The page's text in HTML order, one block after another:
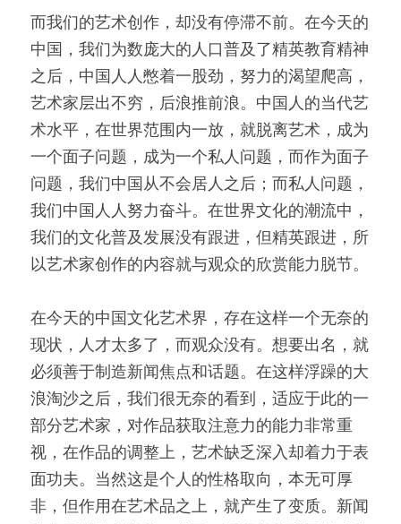
而我们的艺术创作，却没有停滞不前。在今天的
中国，我们为数庞大的人口普及了精英教育精神
之后，中国人人憋着一股劲，努力的渴望爬高，
艺术家层出不穷，后浪推前浪。中国人的当代艺
术水平，在世界范围内一放，就脱离艺术，成为
一个面子问题，成为一个私人问题，而作为面子
问题，我们中国从不会居人之后；而私人问题，
我们中国人人努力奋斗。在世界文化的潮流中，
我们的文化普及发展没有跟进，但精英跟进，所
以艺术家创作的内容就与观众的欣赏能力脱节。
在今天的中国文化艺术界，存在这样一个无奈的
现状，人才太多了，而观众没有。想要出名，就
必须善于制造新闻焦点和话题。在这样浮躁的大
浪淘沙之后，我们很无奈的看到，适应于此的一
部分艺术家，对作品获取注意力的能力非常重
视，在作品的调整上，艺术缺乏深入却着力于表
面功夫。当然这是个人的性格取向，本无可厚
非，但作用在艺术品之上，就产生了变质。新闻